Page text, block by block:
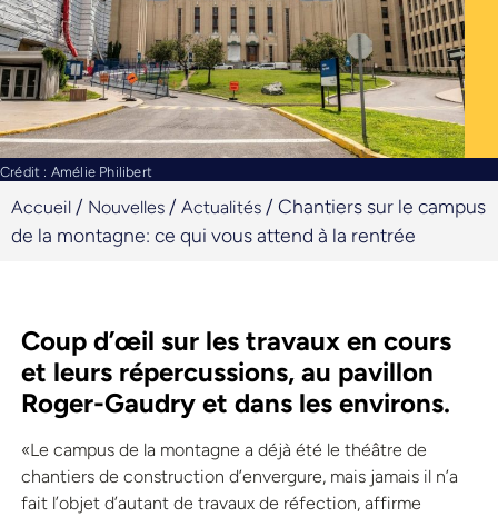
Crédit : Amélie Philibert
Accueil / Nouvelles / Actualités / Chantiers sur le campus
de la montagne: ce qui vous attend à la rentrée
Coup d’œil sur les travaux en cours
et leurs répercussions, au pavillon
Roger-Gaudry et dans les environs.
«Le campus de la montagne a déjà été le théâtre de
chantiers de construction d’envergure, mais jamais il n’a
fait l’objet d’autant de travaux de réfection, affirme